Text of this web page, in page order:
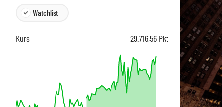
Watchlist
Kurs 29.716,56 Pkt